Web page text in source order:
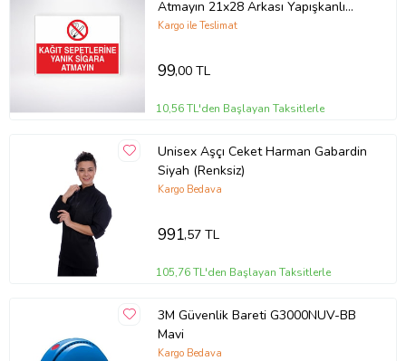
Atmayın 21x28 Arkası Yapışkanlı
Levha
Kargo ile Teslimat
99,00 TL
10,56 TL'den Başlayan Taksitlerle
Unisex Aşçı Ceket Harman Gabardin
Siyah (Renksiz)
Kargo Bedava
991,57 TL
105,76 TL'den Başlayan Taksitlerle
3M Güvenlik Bareti G3000NUV-BB
Mavi
Kargo Bedava